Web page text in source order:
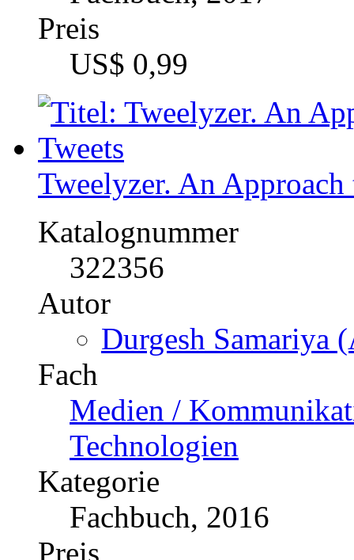
Twitter als Jobbörse:
effizient für die
Katalognummer
296954
Autor
Kerim Hajji
Fach
BWL - Offline-
Fach
Sozialwissenschaften
Kategorie
Bachelorarbeit, 2011
Preis
US$ 16,99